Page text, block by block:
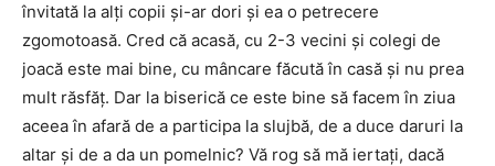
învitată la alţi copii şi-ar dori şi ea o petrecere
zgomotoasă. Cred că acasă, cu 2-3 vecini şi colegi de
joacă este mai bine, cu mâncare făcută în casă şi nu prea
mult răsfăţ. Dar la biserică ce este bine să facem în ziua
aceea în afară de a participa la slujbă, de a duce daruri la
altar şi de a da un pomelnic? Vă rog să mă iertaţi, dacă